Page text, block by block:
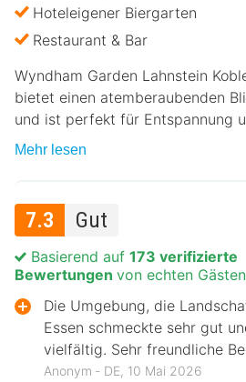
Hoteleigener Biergarten
Restaurant & Bar
Wyndham Garden Lahnstein
bietet einen atemberaubenden
und ist perfekt für Entspannung
Mehr lesen
7.3 Gut
Basierend auf 173 verifizierte
Bewertungen von echten
Die Umgebung, die
Essen schmeckte sehr gut
vielfältig. Sehr freundliche
Speisesaal.
Anonym ‐ DE, 10 Mai 2026